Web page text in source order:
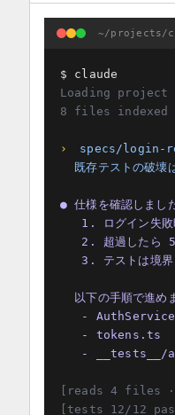
~/projects/
Loading project
8 files indexed
›
specs/login-
既存テストの破壊
● 仕様を確認しまし
   3. テストは境界・例外・正常系を網羅
-
[reads 4 files
[tests 12/12